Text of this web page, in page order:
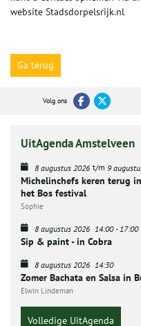
website Stadsdorpelsrijk.nl
Ga terug
Volg ons
UitAgenda Amstelveen
8 augustus 2026 t/m 9
Michelinchefs keren terug
het Bos festival
Sophie
8 augustus 2026 14:00- 17:00
Sip & paint - in Cobra
8 augustus 2026 14:30
Zomer Bachata en Salsa in
Elwin Lindeman
Volledige UitAgenda